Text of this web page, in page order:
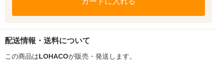
配送情報・送料について
この商品はLOHACOが販売・発送します。